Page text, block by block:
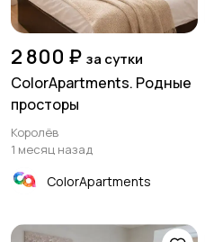
2 800 ₽ за сутки
ColorApartments. Родные
просторы
Королёв
1 месяц назад
ColorApartments